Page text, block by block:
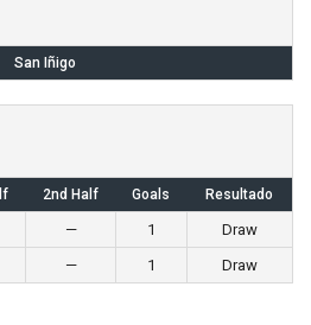
San Iñigo
2nd Half Goals Resultado
— 1
Draw
— 1 Draw